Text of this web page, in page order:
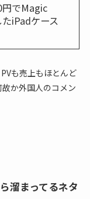
円でMagic
iPadケース
も売上もほとんど
か外国人のコメン
溜まってるネタ